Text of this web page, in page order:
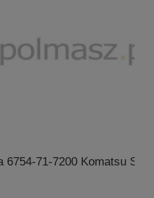
Komatsu SAA6D107E